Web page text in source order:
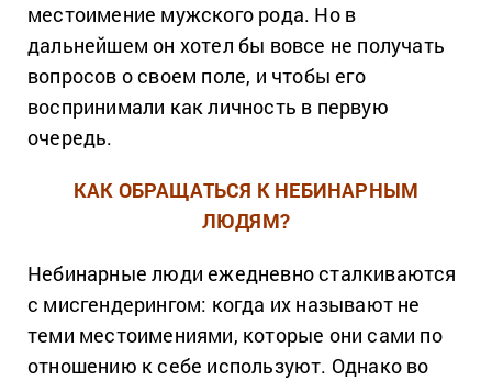
местоимение мужского рода. Но в
дальнейшем он хотел бы вовсе не получать
вопросов о своем поле, и чтобы его
воспринимали как личность в первую
очередь.
КАК ОБРАЩАТЬСЯ К НЕБИНАРНЫМ
ЛЮДЯМ?
Небинарные люди ежедневно сталкиваются
с мисгендерингом: когда их называют не
теми местоимениями, которые они сами по
отношению к себе используют. Однако во